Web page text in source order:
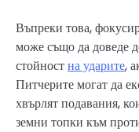
Въпреки това,
може също да доведе
стойностна ударите,
Питчерите могат да
хвърлят подавания,
земни топки към